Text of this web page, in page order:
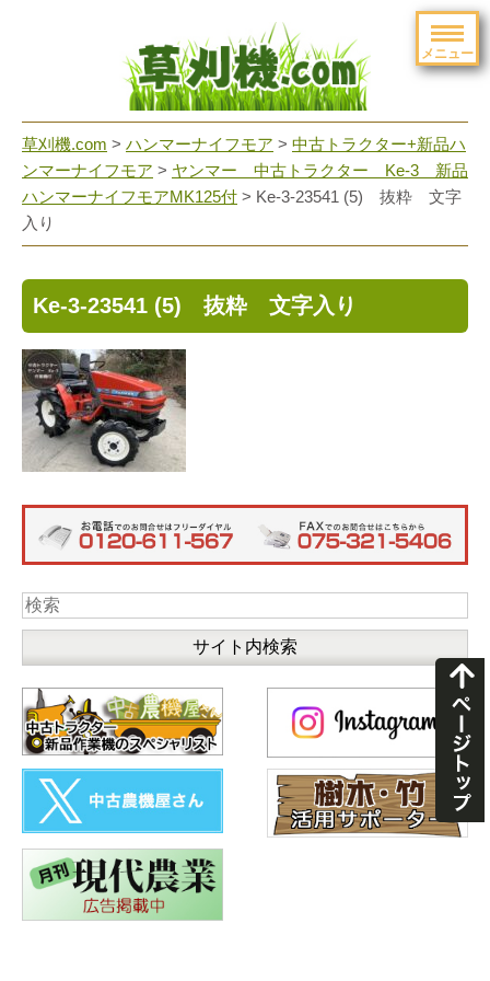
メニュー
草刈機.com > ハンマーナイフモア > 中古トラクター+新品ハ
ンマーナイフモア > ヤンマー 中古トラクター Ke-3 新品
ハンマーナイフモアMK125付 > Ke-3-23541 (5) 抜粋 文字
入り
Ke-3-23541 (5) 抜粋 文字入り